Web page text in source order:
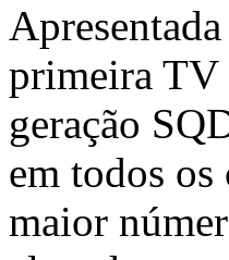
primeira TV
geração
em todos os
maior